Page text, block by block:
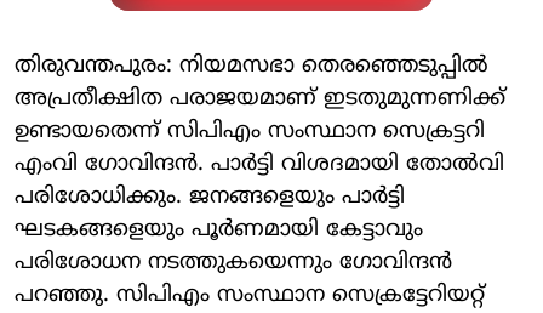
തിരുവന്തപുരം: നിയമസഭാ തെരഞ്ഞെടുപ്പില്‍
അപ്രതീക്ഷിത പരാജയമാണ് ഇടതുമുന്നണിക്ക്
ഉണ്ടായതെന്ന് സിപിഎം സംസ്ഥാന സെക്രട്ടറി
എംവി ഗോവിന്ദന്‍. പാര്‍ട്ടി വിശദമായി തോല്‍വി
പരിശോധിക്കും. ജനങ്ങളെയും പാര്‍ട്ടി
ഘടകങ്ങളെയും പൂര്‍ണമായി കേട്ടാവും
പരിശോധന നടത്തുകയെന്നും ഗോവിന്ദന്‍
പറഞ്ഞു. സിപിഎം സംസ്ഥാന സെക്രട്ടേറിയറ്റ്